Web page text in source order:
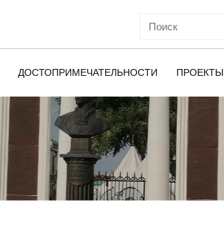
ДОСТОПРИМЕЧАТЕЛЬНОСТИ ПРОЕКТЫ